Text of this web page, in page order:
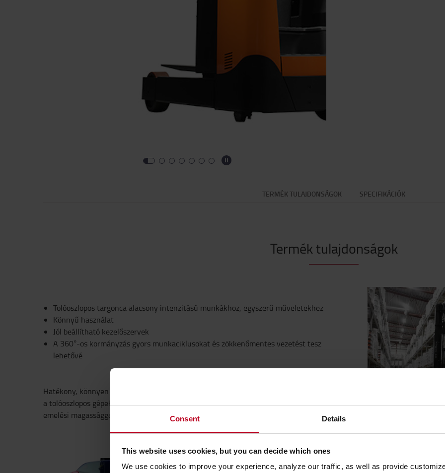
Consent Details
This website uses cookies, but you can decide which ones
We use cookies to improve your experience, analyze our traffic, as well as provide
TERMÉK TULAJDONSÁGOK SPECIFIKÁCIÓK
Termék tulajdonságok
Tolóoszlopos targonca alacsony intenzitású munkákhoz, egyszerű műveletekhez
Könnyű használat
Jól beállítható kezelőszervek
A 360°-os kormányzás gyors munkaciklusokat és zökkenőmentes vezetést tesz
lehetővé
Hatékony, könnyen használható tolóoszlopos targoncát keres? A BT Reflex RRE120B
a tolóoszlopos gépek alapkivitele nagyfokú termelékenységgel és legfeljebb 8,5 m
emelési magassággal.
Egyszerű vezérlés a könnyű használathoz